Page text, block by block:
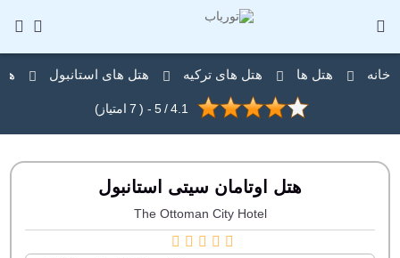
خانه هتل ها هتل های ترکیه هتل های استانبول
4.1
/
5
- (
7 امتیاز)
هتل اوتامان سیتی استانبول
The Ottoman City Hotel